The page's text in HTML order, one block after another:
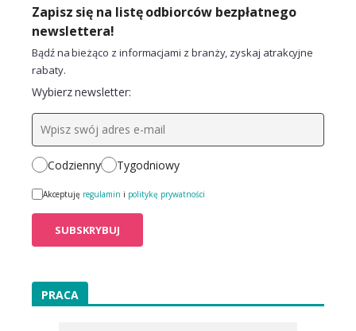
Zapisz się na listę odbiorców bezpłatnego
newslettera!
Bądź na bieżąco z informacjami z branży, zyskaj atrakcyjne
rabaty.
Wybierz newsletter:
Codzienny Tygodniowy
Akceptuję regulamin i politykę prywatności
PRACA